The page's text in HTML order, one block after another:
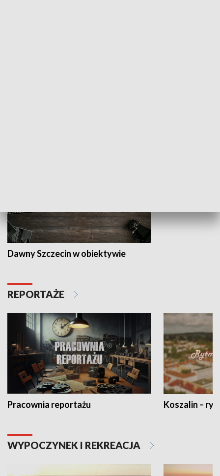
Dawny Szczecin w obiektywie
REPORTAŻE
Pracownia reportażu Koszalin –
WYPOCZYNEK I REKREACJA